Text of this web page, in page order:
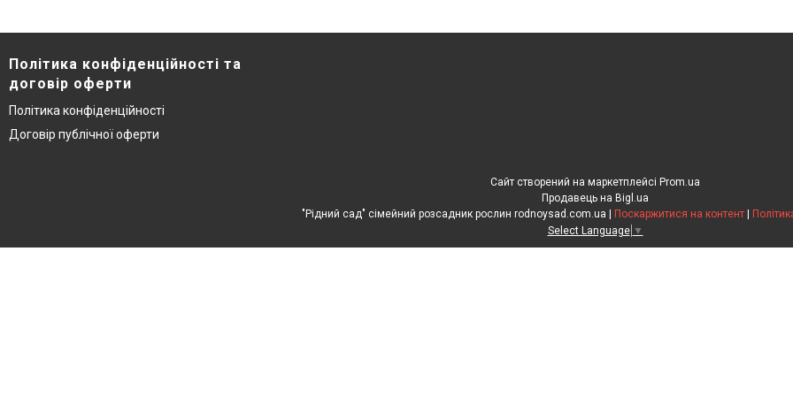
Політика конфіденційності та
договір оферти
Політика конфіденційності
Договір публічної оферти
Сайт створений на маркетплейсі Prom.ua
Продавець на Bigl.ua
Поскаржитися на контент
Select Language ▼